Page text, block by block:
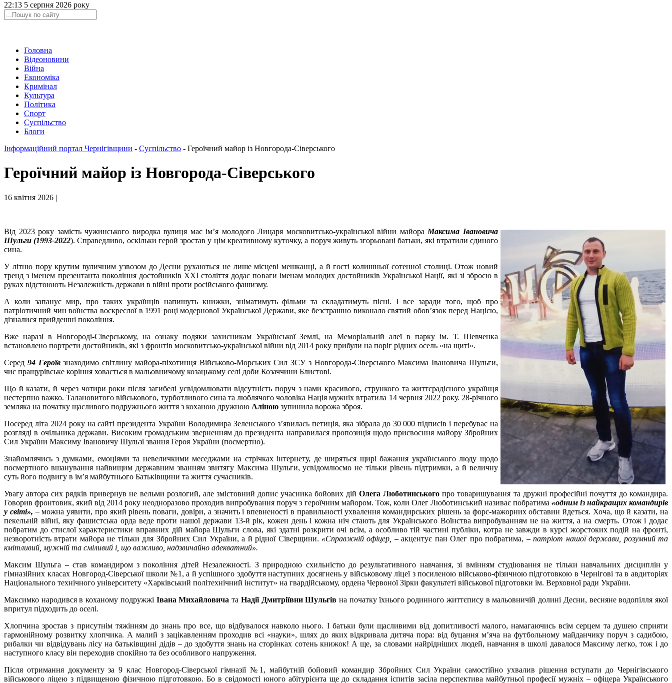
22:13 5 серпня 2026 року
Головна
Відеоновини
Війна
Економіка
Кримінал
Культура
Політика
Спорт
Суспільство
Блоги
Інформаційний портал Чернігівщини - Суспільство - Героїчний майор із Новгорода-Сіверського
Героїчний майор із Новгорода-Сіверського
16 квітня 2026 |
Від 2023 року замість чужинського виродка вулиця має ім’я молодого Лицаря московитсько-української війни майора Максима Івановича
Шульги (1993-2022). Справедливо, оскільки герой зростав у цім креативному куточку, а поруч живуть згорьовані батьки, які втратили єдиного
сина.
У літню пору крутим вуличним узвозом до Десни рухаються не лише місцеві мешканці, а й гості колишньої сотенної столиці. Отож новий
тренд з іменем презентанта покоління достойників ХХІ століття додає поваги іменам молодих достойників Української Нації, які зі зброєю в
руках відстоюють Незалежність держави в війні проти російського фашизму.
А коли запанує мир, про таких українців напишуть книжки, зніматимуть фільми та складатимуть пісні. І все заради того, щоб про
патріотичний чин воїнства воскреслої в 1991 році модернової Української Держави, яке безстрашно виконало святий обов’язок перед Нацією,
дізналися прийдешні покоління.
Вже наразі в Новгороді-Сіверському, на ознаку подяки захисникам Української Землі, на Меморіальній алеї в парку ім. Т. Шевченка
встановлено портрети достойників, які з фронтів московитсько-української війни від 2014 року прибули на поріг рідних осель «на щиті».
Серед 94 Героївзнаходимо світлину майора-піхотинця Військово-Морських Сил ЗСУ з Новгорода-Сіверського Максима Івановича Шульги,
чиє пращурівське коріння ховається в мальовничому козацькому селі доби Козаччини Блистові.
Що й казати, й через чотири роки після загибелі усвідомлювати відсутність поруч з нами красивого, стрункого та життєрадісного українця
нестерпно важко. Талановитого військового, турботливого сина та люблячого чоловіка Нація мужніх втратила 14 червня 2022 року. 28-річного
земляка на початку щасливого подружнього життя з коханою дружною Аліною зупинила ворожа зброя.
Посеред літа 2024 року на сайті президента України Володимира Зеленського з’явилась петиція, яка зібрала до 30 000 підписів і перебуває на
розгляді в очільника держави. Високим громадським зверненням до президента направилася пропозиція щодо присвоєння майору Збройних
Сил України Максиму Івановичу Шульзі звання Героя України (посмертно).
Знайомлячись з думками, емоціями та невеличкими меседжами на стрічках інтернету, де ширяться щирі бажання українського люду щодо
посмертного вшанування найвищим державним званням звитягу Максима Шульги, усвідомлюємо не тільки рівень підтримки, а й величну
суть його подвигу в ім’я майбутнього Батьківщини та життя сучасників.
Увагу автора сих рядків привернув не вельми розлогий, але змістовний допис учасника бойових дійОлега Люботинського про товаришування та дружні професійні почуття до командира.
Говорив фронтовик, який від 2014 року неодноразово проходив випробування поруч з героїчним майором. Тож, коли Олег Люботинський називає побратима «одним із найкращих командирів
у світі», –можна уявити, про який рівень поваги, довіри, а значить і впевненості в правильності ухвалення командирських рішень за форс-мажорних обставин йдеться. Хоча, що й казати, на
пекельній війні, яку фашистська орда веде проти нашої держави 13-й рік, кожен день і кожна ніч стають для Українського Воїнства випробуванням не на життя, а на смерть. Отож і додає
побратим до стислої характеристики вправних дій майора Шульги слова, які здатні розкрити очі всім, а особливо тій частині публіки, котра не завжди в курсі жорстоких подій на фронті,
незворотність втрати майора не тільки для Збройних Сил України, а й рідної Сіверщини. «Справжній офіцер, – акцентує пан Олег про побратима, –патріот нашої держави, розумний та
кмітливий, мужній та сміливий і, що важливо, надзвичайно адекватний».
Максим Шульга – став командиром з покоління дітей Незалежності. З природною схильністю до результативного навчання, зі вмінням студіювання не тільки навчальних дисциплін у
гімназійних класах Новгород-Сіверської школи №1, а й успішного здобуття наступних досягнень у військовому ліцеї з посиленою військово-фізичною підготовкою в Чернігові та в авдиторіях
Національного технічного університету «Харківський політехнічний інститут» на гвардійському, ордена Червоної Зірки факультеті військової підготовки ім. Верховної ради України.
Максимко народився в коханому подружжі Івана Михайловичата Надії Дмитріївни Шульгівна початку їхнього родинного життєпису в мальовничій долині Десни, весняне водопілля якої
впритул підходить до оселі.
Хлопчина зростав з присутнім тяжінням до знань про все, що відбувалося навколо нього. І батьки були щасливими від допитливості малого, намагаючись всім серцем та душею сприяти
гармонійному розвитку хлопчика. А малий з зацікавленням проходив всі «науки», шлях до яких відкривала дитяча пора: від буцання м’яча на футбольному майданчику поруч з садибою,
рибалки чи відвідувань лісу на батьківщині дідів – до здобуття знань на сторінках сотень книжок! А ще, за словами найрідніших людей, навчання в школі давалося Максиму легко, тож і до
наступного класу він переходив спокійно та без особливого напруження.
Після отримання документу за 9 клас Новгород-Сіверської гімназії №1, майбутній бойовий командир Збройних Сил України самостійно ухвалив рішення вступати до Чернігівського
військового ліцею з підвищеною фізичною підготовкою. Бо в свідомості юного абітурієнта ще до складання іспитів засіла перспектива майбутньої професії мужніх – офіцера Українського